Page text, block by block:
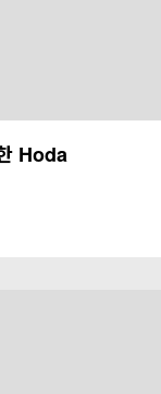
Hoda